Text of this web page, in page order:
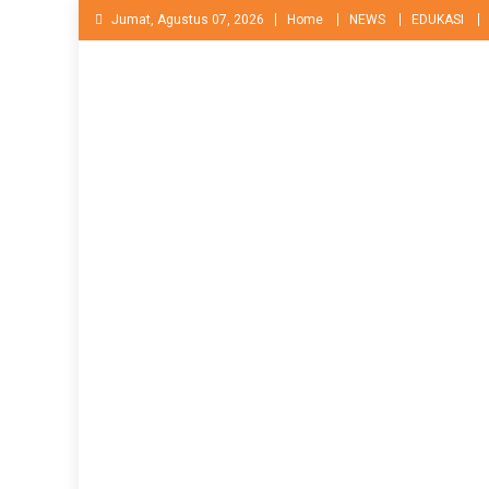
Skip
to
Jumat, Agustus 07, 2026 Home NEWS EDUKASI